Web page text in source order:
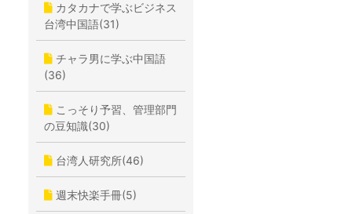
カタカナで学ぶビジネス
台湾中国語(31)
チャラ男に学ぶ中国語
(36)
こっそり予習、管理部門
の豆知識(30)
台湾人研究所(46)
週末快楽手冊(5)